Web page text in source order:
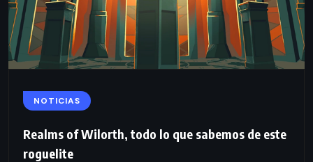
NOTICIAS
Realms of Wilorth, todo lo que sabemos de este
roguelite